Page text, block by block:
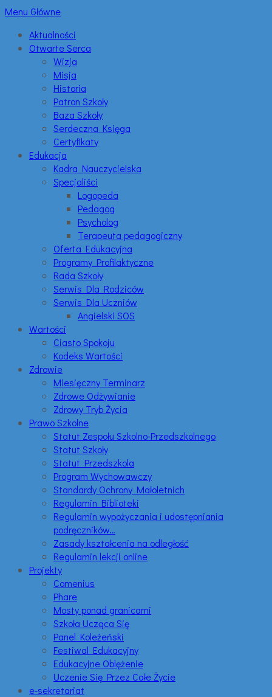
Menu Główne
Aktualności
Otwarte Serca
Wizja
Misja
Historia
Patron Szkoły
Baza Szkoły
Serdeczna Księga
Certyfikaty
Edukacja
Kadra Nauczycielska
Specjaliści
Logopeda
Pedagog
Psycholog
Terapeuta pedagogiczny
Oferta Edukacyjna
Programy Profilaktyczne
Rada Szkoły
Serwis Dla Rodziców
Serwis Dla Uczniów
Angielski SOS
Wartości
Ciasto Spokoju
Kodeks Wartości
Zdrowie
Miesięczny Terminarz
Zdrowe Odżywianie
Zdrowy Tryb Życia
Prawo Szkolne
Statut Zespołu Szkolno-Przedszkolnego
Statut Szkoły
Statut Przedszkola
Program Wychowawczy
Standardy Ochrony Małoletnich
Regulamin Biblioteki
Regulamin wypożyczania i udostępniania
podręczników…
Zasady kształcenia na odległość
Regulamin lekcji online
Projekty
Comenius
Phare
Mosty ponad granicami
Szkoła Ucząca Się
Panel Koleżeński
Festiwal Edukacyjny
Edukacyjne Oblężenie
Uczenie Się Przez Całe Życie
e-sekretariat